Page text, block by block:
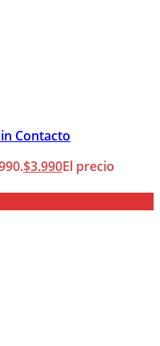
Contacto
$3.990El precio